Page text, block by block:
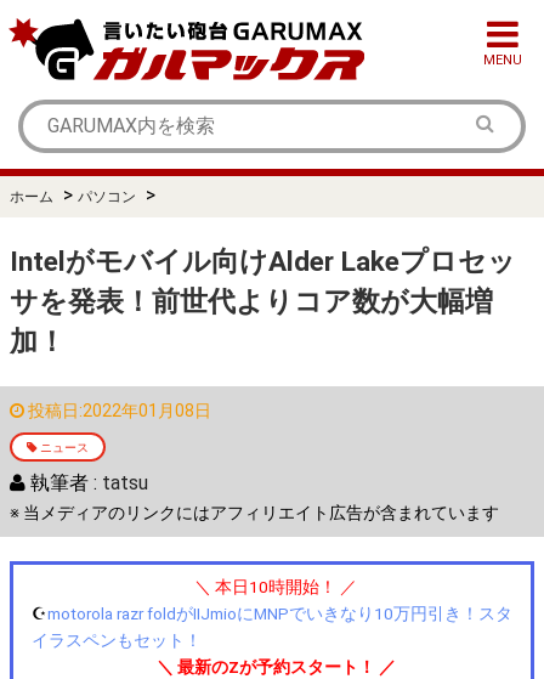
MENU
ホーム > パソコン >
Intelがモバイル向けAlder Lakeプロセッ
サを発表！前世代よりコア数が大幅増
加！
投稿日:2022年01月08日
ニュース
執筆者 : tatsu
※ 当メディアのリンクにはアフィリエイト広告が含まれています
＼ 本日10時開始！ ／
☪️motorola razr foldがIIJmioにMNPでいきなり10万円引き！スタ
イラスペンもセット！
＼ 最新のZが予約スタート！ ／